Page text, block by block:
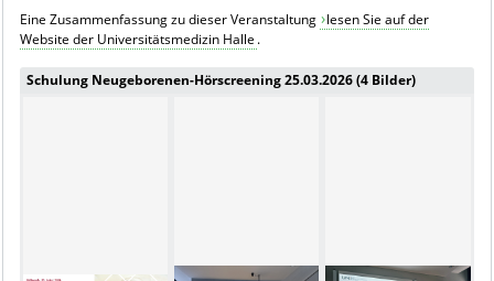
Eine Zusammenfassung zu dieser Veranstaltung lesen Sie auf der
Website der Universitätsmedizin Halle .
Schulung Neugeborenen-Hörscreening 25.03.2026 (4 Bilder)